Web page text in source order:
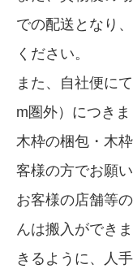
での配送となり
ください。
また、自社便に
m圏外）につき
木枠の梱包・木
客様の方でお願い
お客様の店舗等
んは搬入ができ
きるように、人